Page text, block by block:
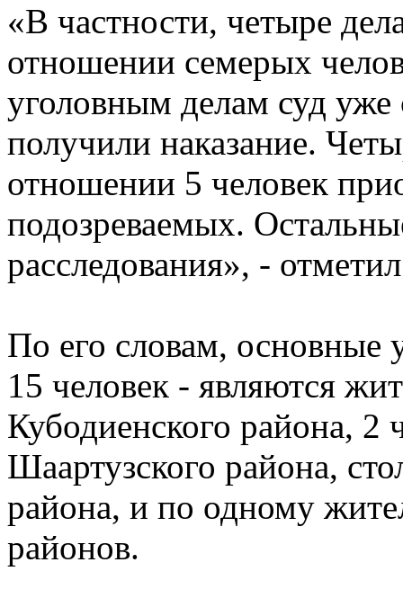
«В частности, четыре
отношении семерых
уголовным делам суд уже
получили наказание.
отношении 5 человек
подозреваемых.
расследования», -
По его словам, основные
15 человек - являются
Кубодиенского района, 2
Шаартузского района,
района, и по одному
районов.